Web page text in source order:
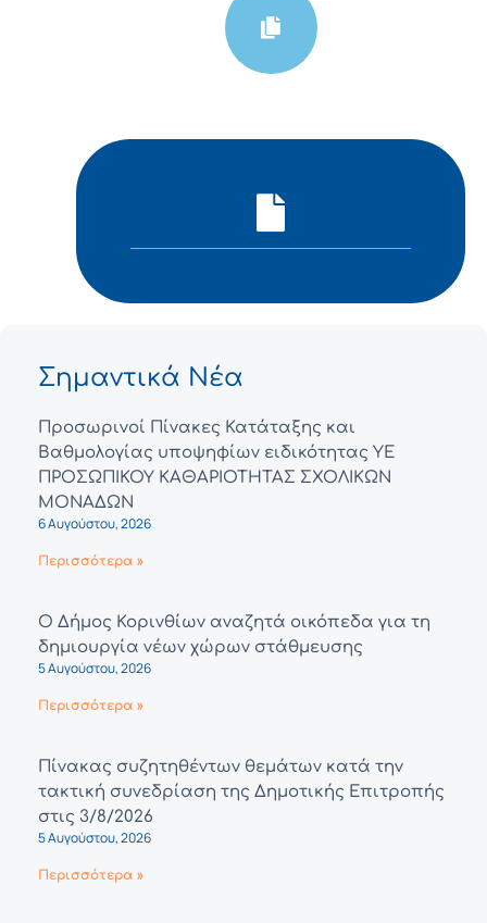
Σημαντικά Νέα
Προσωρινοί Πίνακες Κατάταξης και
Βαθμολογίας υποψηφίων ειδικότητας ΥΕ
ΠΡΟΣΩΠΙΚΟΥ ΚΑΘΑΡΙΟΤΗΤΑΣ ΣΧΟΛΙΚΩΝ
ΜΟΝΑΔΩΝ
6 Αυγούστου, 2026
Περισσότερα »
Ο Δήμος Κορινθίων αναζητά οικόπεδα για τη
δημιουργία νέων χώρων στάθμευσης
5 Αυγούστου, 2026
Περισσότερα »
Πίνακας συζητηθέντων θεμάτων κατά την
τακτική συνεδρίαση της Δημοτικής Επιτροπής
στις 3/8/2026
5 Αυγούστου, 2026
Περισσότερα »